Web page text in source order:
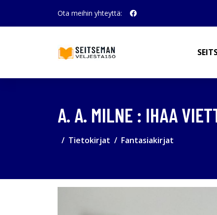
Ota meihin yhteyttä:
A. A. MILNE : IHAA
Tietokirjat Fantasiakirjat